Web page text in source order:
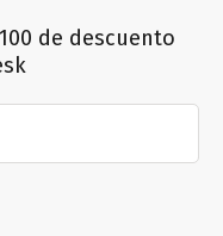
de descuento